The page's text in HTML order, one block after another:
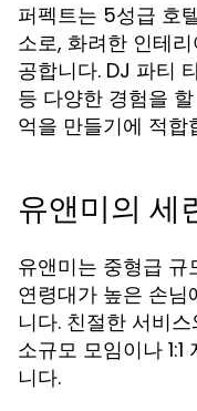
퍼펙트는 5성급 호
소로, 화려한 인테
공합니다. DJ 파티
등 다양한 경험을
억을 만들기에 적합
유앤미의 세
유앤미는 중형급
연령대가 높은 손
니다. 친절한 서비
소규모 모임이나
니다.